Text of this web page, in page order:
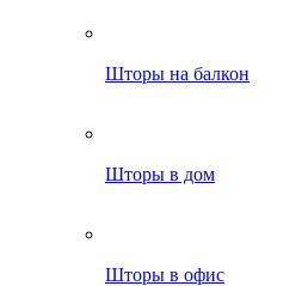
Шторы на балкон
Шторы в дом
Шторы в офис